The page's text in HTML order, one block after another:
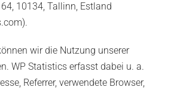
10134, Tallinn, Estland
).
wir die Nutzung unserer
WP Statistics erfasst dabei u. a.
Referrer, verwendete Browser,